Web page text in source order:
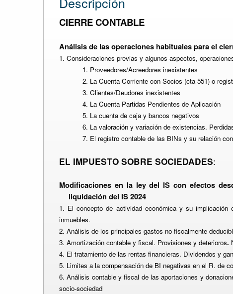
CIERRE CONTABLE
Análisis de las operaciones habituales para el
1. Consideraciones previas y algunos aspectos,
1. Proveedores/Acreedores inexistentes
2. La Cuenta Corriente con Socios (cta 551) o
3. Clientes/Deudores inexistentes
4. La Cuenta Partidas Pendientes de Aplicación
5. La cuenta de caja y bancos negativos
6. La valoración y variación de existencias.
7. El registro contable de las BINs y su relación
EL IMPUESTO SOBRE SOCIEDADES:
Modificaciones en la ley del IS con efectos
liquidación del IS 2024
1. El concepto de actividad económica y su implicación
inmuebles.
2. Análisis de los principales gastos no fiscalmente
3. Amortización contable y fiscal. Provisiones y deterioros.
4. El tratamiento de las rentas financieras. Dividendos y
5. Limites a la compensación de BI negativas en el R. de
6. Análisis contable y fiscal de las aportaciones y
socio-sociedad